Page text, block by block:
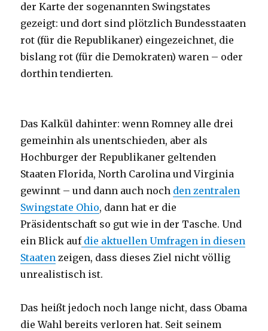
der Karte der sogenannten Swingstates
gezeigt: und dort sind plötzlich Bundesstaaten
rot (für die Republikaner) eingezeichnet, die
bislang rot (für die Demokraten) waren – oder
dorthin tendierten.
Das Kalkül dahinter: wenn Romney alle drei
gemeinhin als unentschieden, aber als
Hochburger der Republikaner geltenden
Staaten Florida, North Carolina und Virginia
gewinnt – und dann auch noch den zentralen
Swingstate Ohio, dann hat er die
Präsidentschaft so gut wie in der Tasche. Und
ein Blick aufdie aktuellen Umfragen in diesen
Staaten zeigen, dass dieses Ziel nicht völlig
unrealistisch ist.
Das heißt jedoch noch lange nicht, dass Obama
die Wahl bereits verloren hat. Seit seinem